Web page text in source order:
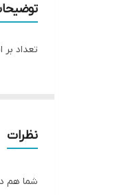
تعداد بر
نظرات
شما هم